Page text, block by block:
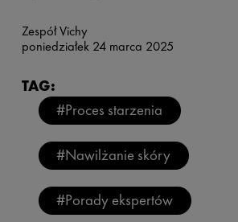
Zespół Vichy
poniedziałek 24 marca 2025
TAG:
#Proces starzenia
#Nawilżanie skóry
#Porady ekspertów